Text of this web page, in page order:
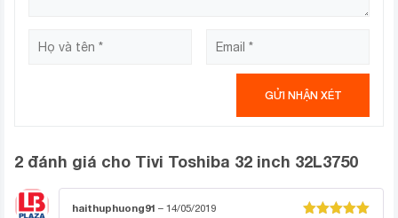
Màu sắc rực rỡ hơn bao giờ hết
Tivi Toshiba 32 inch32L3750với công nghệ tái tạo
hình ảnh ấn tượng. Bạn có thể trải nghiệm trọn vẹn
2 đánh giá cho Tivi Toshiba 32 inch 32L3750
haithuphuong91 – 14/05/2019